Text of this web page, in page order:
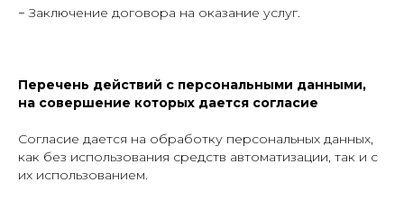
− Заключение договора на оказание услуг.
Перечень действий с персональными данными,
на совершение которых дается согласие
Согласие дается на обработку персональных данных,
как без использования средств автоматизации, так и с
их использованием.